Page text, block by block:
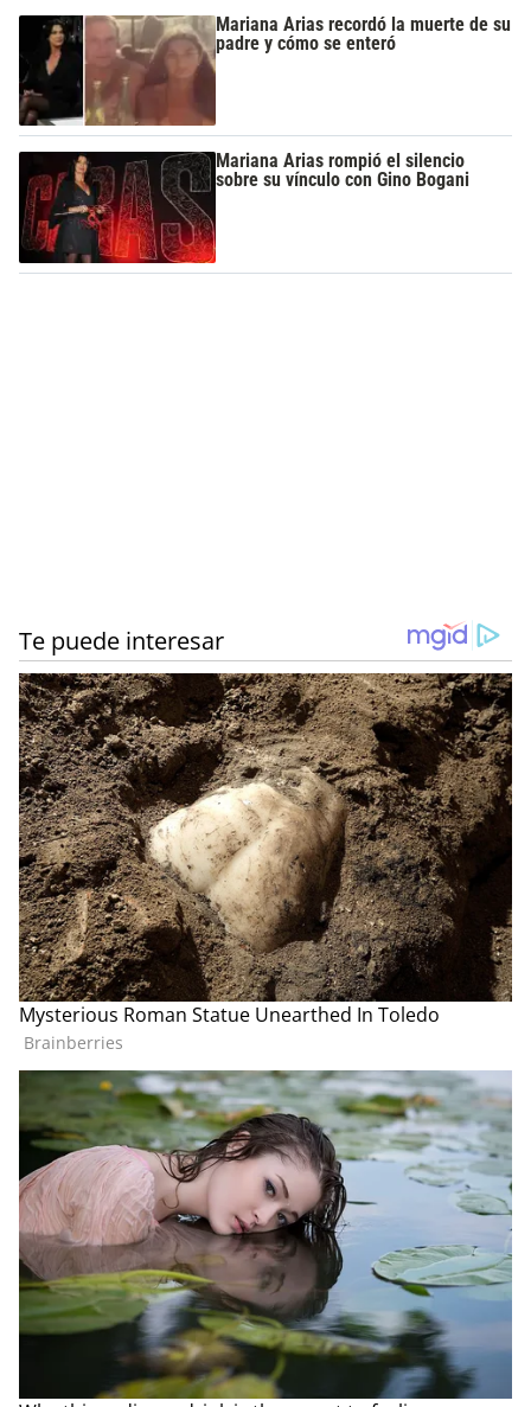
Mariana Arias recordó la muerte de su
padre y cómo se enteró
Mariana Arias rompió el silencio
sobre su vínculo con Gino Bogani